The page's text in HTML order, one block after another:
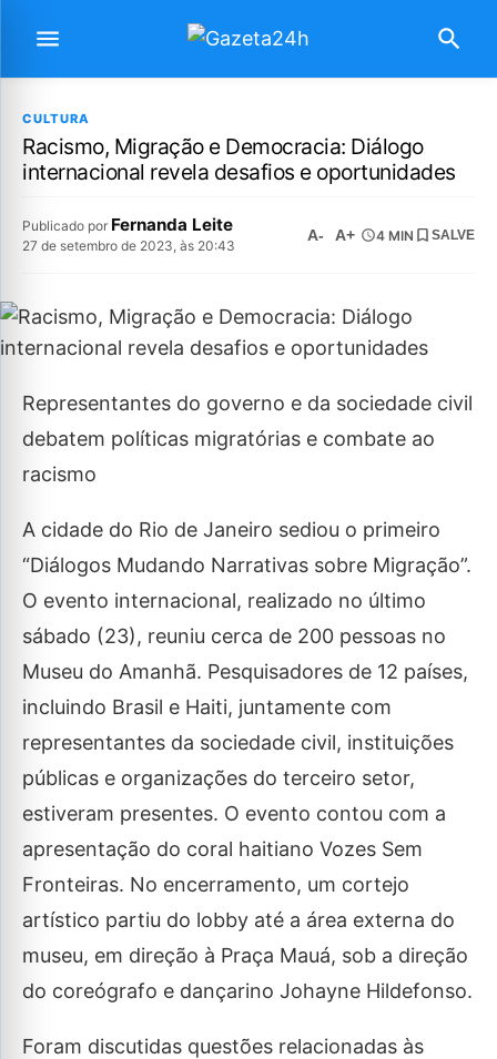
CULTURA
Racismo, Migração e Democracia: Diálogo
internacional revela desafios e oportunidades
Publicado por Fernanda Leite
27 de setembro de 2023, às 20:43
A- A+ 4 MIN SALVE
Representantes do governo e da sociedade civil
debatem políticas migratórias e combate ao
racismo
A cidade do Rio de Janeiro sediou o primeiro
“Diálogos Mudando Narrativas sobre Migração”.
O evento internacional, realizado no último
sábado (23), reuniu cerca de 200 pessoas no
Museu do Amanhã. Pesquisadores de 12 países,
incluindo Brasil e Haiti, juntamente com
representantes da sociedade civil, instituições
públicas e organizações do terceiro setor,
estiveram presentes. O evento contou com a
apresentação do coral haitiano Vozes Sem
Fronteiras. No encerramento, um cortejo
artístico partiu do lobby até a área externa do
museu, em direção à Praça Mauá, sob a direção
do coreógrafo e dançarino Johayne Hildefonso.
Foram discutidas questões relacionadas às